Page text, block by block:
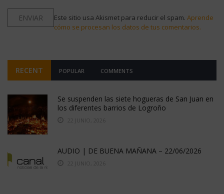
Este sitio usa Akismet para reducir el spam. Aprende
cómo se procesan los datos de tus comentarios.
RECENT POPULAR COMMENTS
Se suspenden las siete hogueras de San Juan en
los diferentes barrios de Logroño
22 JUNIO, 2026
AUDIO | DE BUENA MAÑANA – 22/06/2026
22 JUNIO, 2026